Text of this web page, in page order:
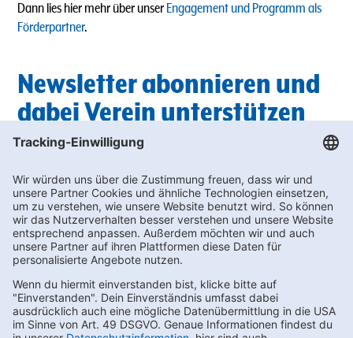
Dann lies hier mehr über unser Engagement und Programm als
Förderpartner.
Newsletter abonnieren und
dabei Verein unterstützen
Vereinsfeier? In unserem Newsletter findest du regelmäßig die
neuestenAngebote, bei denen du wertvolle Bonus-punkte für die
Vereinswelt sammeln kannst.
Unterstütze deinen Sportverein und melde dich hier zum
Newsletter an!